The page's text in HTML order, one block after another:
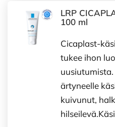
LRP
100 ml
Cicaplast-
tukee ihon
ärtyneelle
kuivunut,